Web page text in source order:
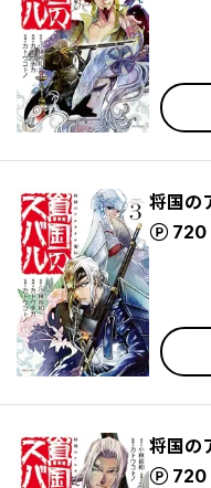
将国の
720
ポイント
将国の
720
ポイント